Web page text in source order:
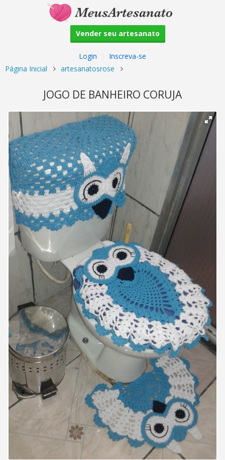
Vender seu artesanato
Login
Inscreva-se
Página Inicial
artesanatosrose
JOGO DE BANHEIRO CORUJA